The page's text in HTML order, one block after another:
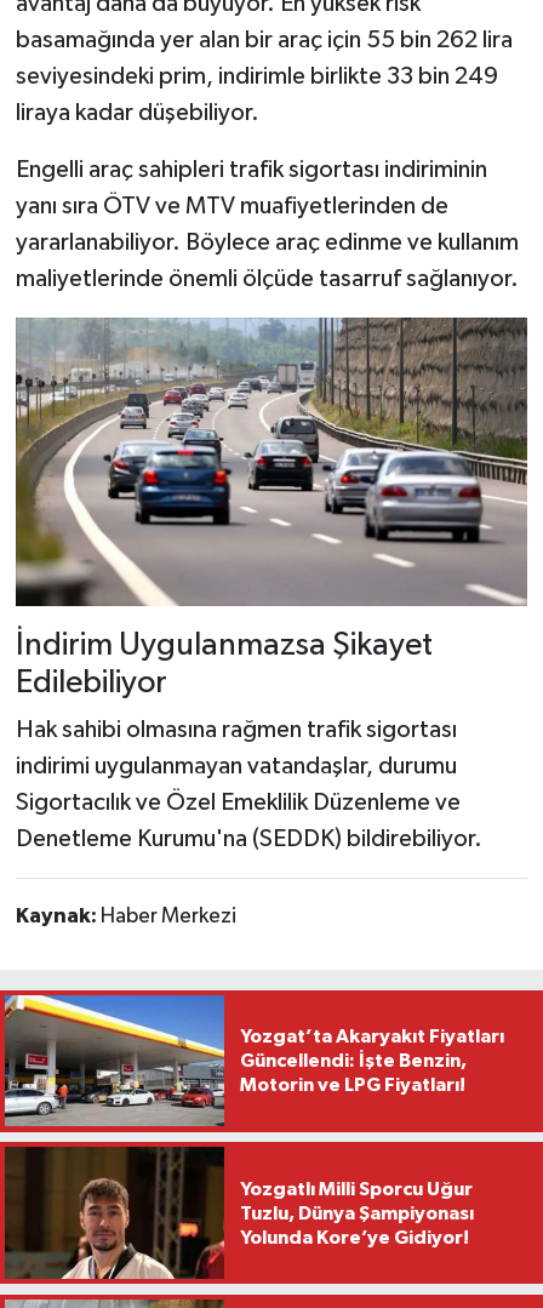
basamağında yer alan bir araç için 55 bin 262 lira
seviyesindeki prim, indirimle birlikte 33 bin 249
liraya kadar düşebiliyor.
Engelli araç sahipleri trafik sigortası indiriminin
yanı sıra ÖTV ve MTV muafiyetlerinden de
yararlanabiliyor. Böylece araç edinme ve kullanım
maliyetlerinde önemli ölçüde tasarruf sağlanıyor.
İndirim Uygulanmazsa Şikayet
Edilebiliyor
Hak sahibi olmasına rağmen trafik sigortası
indirimi uygulanmayan vatandaşlar, durumu
Sigortacılık ve Özel Emeklilik Düzenleme ve
Denetleme Kurumu'na (SEDDK) bildirebiliyor.
Kaynak: Haber Merkezi
Yozgat’ta Akaryakıt Fiyatları
Güncellendi: İşte Benzin,
Motorin ve LPG Fiyatları!
Yozgatlı Milli Sporcu Uğur
Tuzlu, Dünya Şampiyonası
Yolunda Kore’ye Gidiyor!